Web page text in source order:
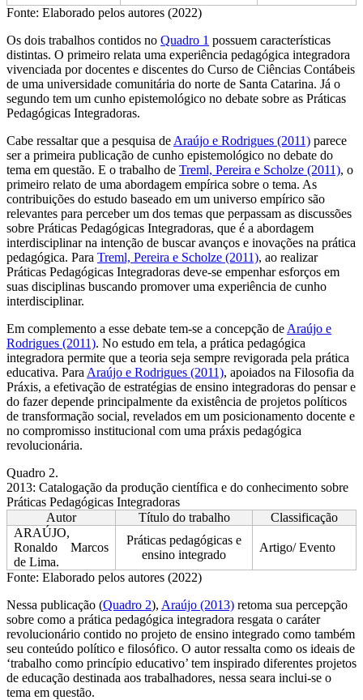
Fonte: Elaborado pelos autores (2022)
Os dois trabalhos contidos no Quadro 1 possuem características
distintas. O primeiro relata uma experiência pedagógica integradora
vivenciada por docentes e discentes do Curso de Ciências Contábeis
de uma universidade comunitária do norte de Santa Catarina. Já o
segundo tem um cunho epistemológico no debate sobre as Práticas
Pedagógicas Integradoras.
Cabe ressaltar que a pesquisa de Araújo e Rodrigues (2011) parece
ser a primeira publicação de cunho epistemológico no debate do
tema em questão. E o trabalho de Treml, Pereira e Scholze (2011), o
primeiro relato de uma abordagem empírica sobre o tema. As
contribuições do estudo baseado em um universo empírico são
relevantes para perceber um dos temas que perpassam as discussões
sobre Práticas Pedagógicas Integradoras, que é a abordagem
interdisciplinar na intenção de buscar avanços e inovações na prática
pedagógica. Para Treml, Pereira e Scholze (2011), ao realizar
Práticas Pedagógicas Integradoras deve-se empenhar esforços em
suas disciplinas buscando promover uma experiência de cunho
interdisciplinar.
Em complemento a esse debate tem-se a concepção de Araújo e
Rodrigues (2011). No estudo em tela, a prática pedagógica
integradora permite que a teoria seja sempre revigorada pela prática
educativa. Para Araújo e Rodrigues (2011), apoiados na Filosofia da
Práxis, a efetivação de estratégias de ensino integradoras do pensar e
do fazer depende principalmente da existência de projetos políticos
de transformação social, revelados em um posicionamento docente e
no compromisso institucional com uma práxis pedagógica
revolucionária.
Quadro 2.
2013: Catalogação da produção científica e do conhecimento sobre
Práticas Pedagógicas Integradoras
Autor
Título do trabalho
Classificação
ARAÚJO,
Ronaldo Marcos
de Lima.
Práticas pedagógicas e
ensino integrado
Artigo/ Evento
Fonte: Elaborado pelos autores (2022)
Nessa publicação (Quadro 2), Araújo (2013) retoma sua percepção
sobre como a prática pedagógica integradora resgata o caráter
revolucionário contido no projeto de ensino integrado como também
seu conteúdo político e filosófico. O autor ressalta como os ideais de
‘trabalho como princípio educativo’ tem inspirado diferentes projetos
de educação destinada aos trabalhadores, nessa seara inclui-se o
tema em questão.